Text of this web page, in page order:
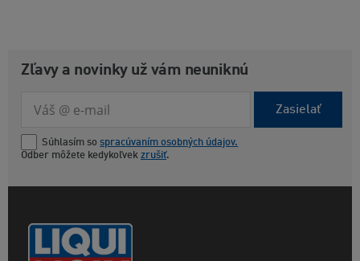
Zľavy a novinky už vám neuniknú
Zasielať
Súhlasím so spracúvaním osobných údajov.
Odber môžete kedykoľvek zrušiť.